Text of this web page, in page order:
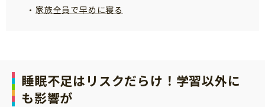
家族全員で早めに寝る
睡眠不足はリスクだらけ！学習以外に
も影響が